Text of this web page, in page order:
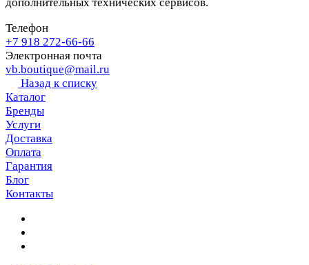
Телефон
+7 918 272-66-66
Электронная почта
vb.boutique@mail.ru
Назад к списку
Каталог
Бренды
Услуги
Доставка
Оплата
Гарантия
Блог
Контакты